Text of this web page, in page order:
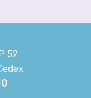
52